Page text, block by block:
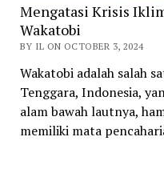
Mengatasi Krisis
Wakatobi
BY IL ON OCTOBER 3, 2024
Wakatobi adalah salah
Tenggara, Indonesia,
alam bawah lautnya,
memiliki mata